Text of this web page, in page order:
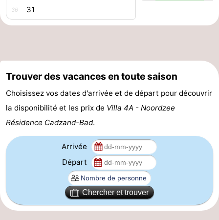
Zeeland
Veere
-
Domburg
-
Zoutelande
-
Vlissingen
Nieuwvliet
-
36 31
Trouver des vacances en toute saison
Choisissez vos dates d'arrivée et de départ pour découvrir
la disponibilité et les prix de Villa 4A - Noordzee
Résidence Cadzand-Bad.
Arrivée
Départ
Chercher et trouver